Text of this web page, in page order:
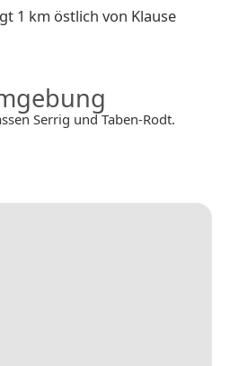
1 km östlich von Klause
Serrig und Taben-Rodt.